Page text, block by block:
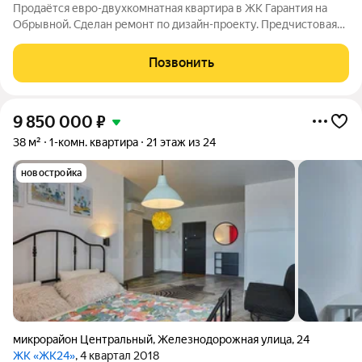
Продаётся евро-двухкомнатная квартира в ЖК Гарантия на
Обрывной. Сделан ремонт по дизайн-проекту. Предчистовая
кварцвинил Tarket на наливном основании. Стены с
декоративной штукатуркой и стильными
Позвонить
9 850 000 ₽
38 м² 1-комн. квартира 21 этаж из 24
новостройка
микрорайон Центральный,Железнодорожная улица, 24
ЖК «ЖК24», 4 квартал 2018